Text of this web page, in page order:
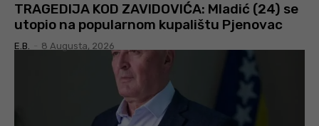
TRAGEDIJA KOD ZAVIDOVIĆA: Mladić (24) se
utopio na popularnom kupalištu Pjenovac
E.B. 8 Augusta, 2026